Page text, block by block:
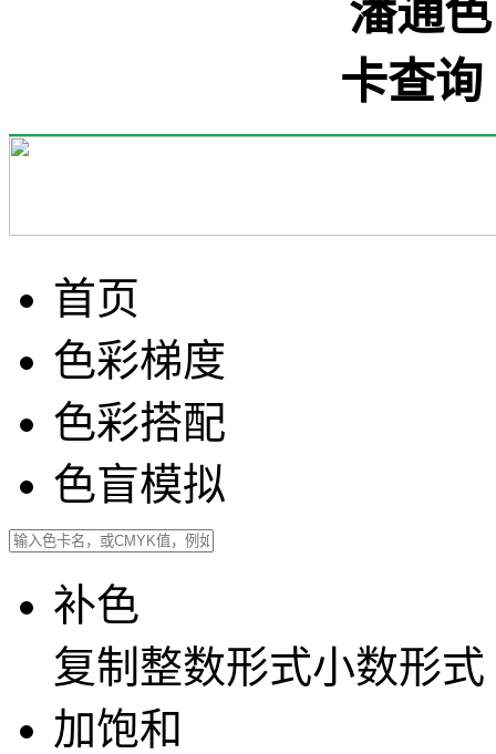
首页
色彩梯度
色彩搭配
色盲模拟
补色
复制 整数形式小数形式
加饱和